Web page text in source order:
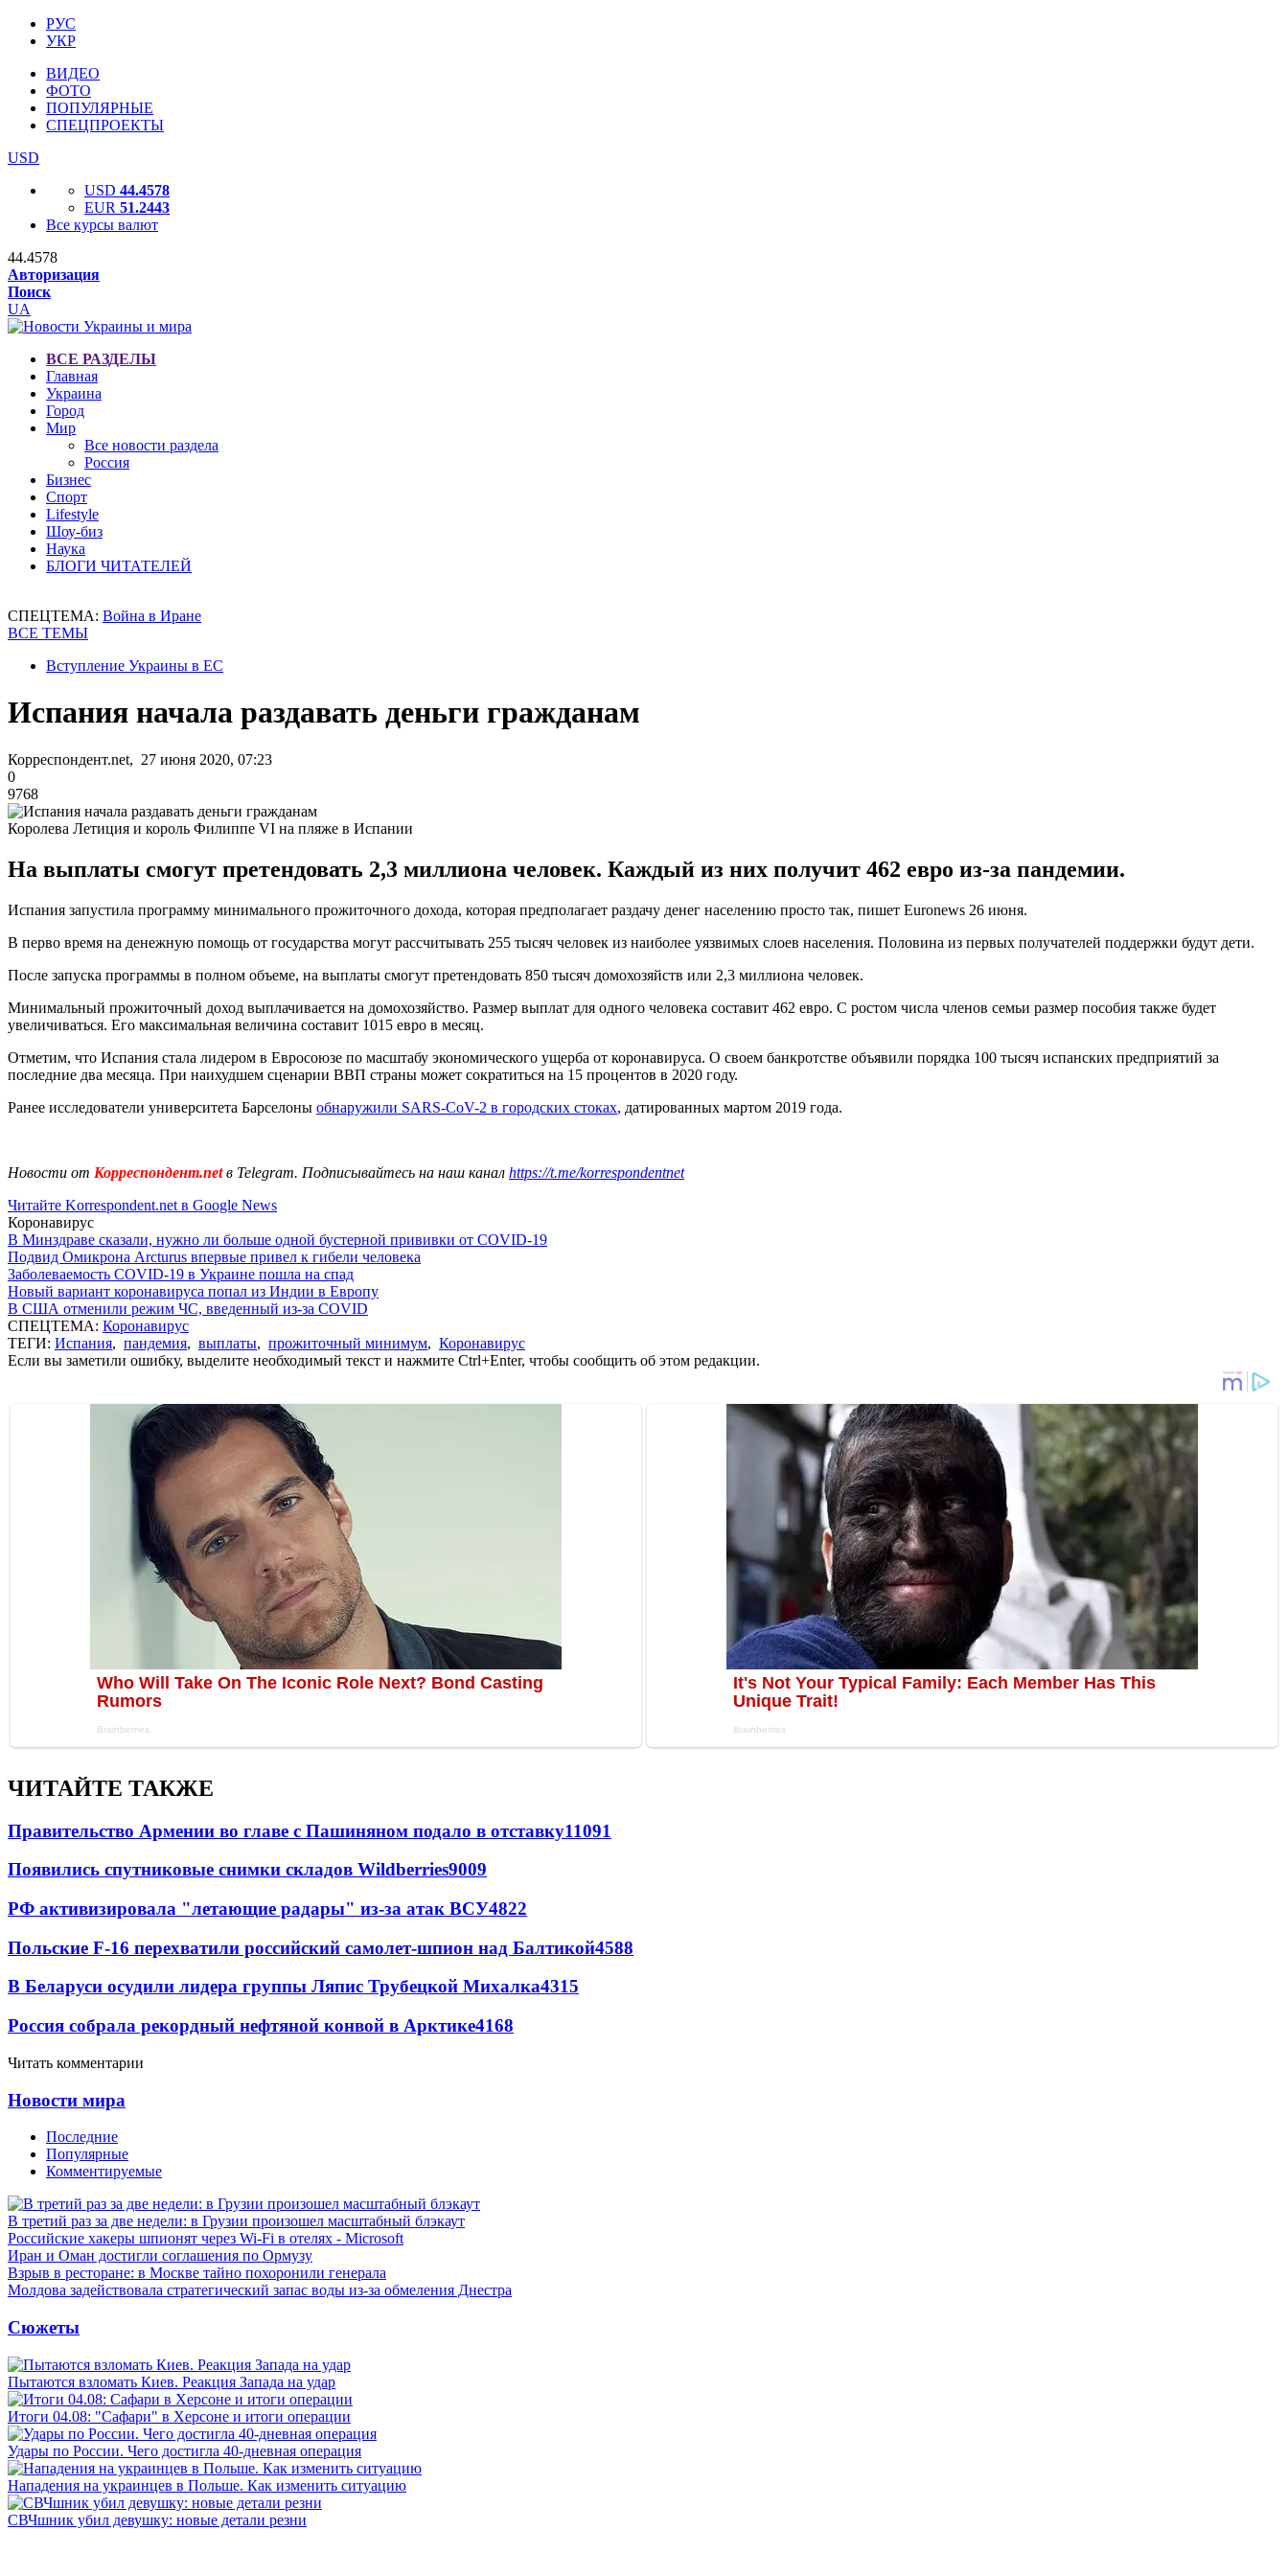
РУС
УКР
ВИДЕО
ФОТО
ПОПУЛЯРНЫЕ
СПЕЦПРОЕКТЫ
USD
USD 44.4578
EUR 51.2443
Все курсы валют
44.4578
Авторизация
Поиск
UA
ВСЕ РАЗДЕЛЫ
Главная
Украина
Город
Мир
Все новости раздела
Россия
Бизнес
Спорт
Lifestyle
Шоу-биз
Наука
БЛОГИ ЧИТАТЕЛЕЙ
СПЕЦТЕМА: Война в Иране
ВСЕ ТЕМЫ
Вступление Украины в ЕС
Испания начала раздавать деньги гражданам
Корреспондент.net, 27 июня 2020, 07:23
0
9768
Королева Летиция и король Филиппе VI на пляже в Испании
На выплаты смогут претендовать 2,3 миллиона человек. Каждый из них получит 462 евро из-за пандемии.
Испания запустила программу минимального прожиточного дохода, которая предполагает раздачу денег населению просто так, пишет Euronews 26 июня.
В перво время на денежную помощь от государства могут рассчитывать 255 тысяч человек из наиболее уязвимых слоев населения. Половина из первых получателей поддержки будут дети.
После запуска программы в полном объеме, на выплаты смогут претендовать 850 тысяч домохозяйств или 2,3 миллиона человек.
Минимальный прожиточный доход выплачивается на домохозяйство. Размер выплат для одного человека составит 462 евро. С ростом числа членов семьи размер пособия также будет
увеличиваться. Его максимальная величина составит 1015 евро в месяц.
Отметим, что Испания стала лидером в Евросоюзе по масштабу экономического ущерба от коронавируса. О своем банкротстве объявили порядка 100 тысяч испанских предприятий за
последние два месяца. При наихудшем сценарии ВВП страны может сократиться на 15 процентов в 2020 году.
Ранее исследователи университета Барселоны обнаружили SARS-CoV-2 в городских стоках, датированных мартом 2019 года.
Новости от Корреспондент.netв Telegram. Подписывайтесь на наш канал https://t.me/korrespondentnet
Читайте Korrespondent.net в Google News
Коронавирус
В Минздраве сказали, нужно ли больше одной бустерной прививки от COVID-19
Подвид Омикрона Arcturus впервые привел к гибели человека
Заболеваемость COVID-19 в Украине пошла на спад
Новый вариант коронавируса попал из Индии в Европу
В США отменили режим ЧС, введенный из-за COVID
СПЕЦТЕМА: Коронавирус
ТЕГИ: Испания, пандемия, выплаты, прожиточный минимум, Коронавирус
Если вы заметили ошибку, выделите необходимый текст и нажмите Ctrl+Enter, чтобы сообщить об этом редакции.
ЧИТАЙТЕ ТАКЖЕ
Правительство Армении во главе с Пашиняном подало в отставку11091
Появились спутниковые снимки складов Wildberries9009
РФ активизировала "летающие радары" из-за атак ВСУ4822
Польские F-16 перехватили российский самолет-шпион над Балтикой4588
В Беларуси осудили лидера группы Ляпис Трубецкой Михалка4315
Россия собрала рекордный нефтяной конвой в Арктике4168
Читать комментарии
Новости мира
Последние
Популярные
Комментируемые
В третий раз за две недели: в Грузии произошел масштабный блэкаут
Российские хакеры шпионят через Wi-Fi в отелях - Microsoft
Иран и Оман достигли соглашения по Ормузу
Взрыв в ресторане: в Москве тайно похоронили генерала
Молдова задействовала стратегический запас воды из-за обмеления Днестра
Сюжеты
Пытаются взломать Киев. Реакция Запада на удар
Итоги 04.08: "Сафари" в Херсоне и итоги операции
Удары по России. Чего достигла 40-дневная операция
Нападения на украинцев в Польше. Как изменить ситуацию
СВЧшник убил девушку: новые детали резни